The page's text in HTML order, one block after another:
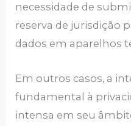
necessidade de
reserva de jurisdição
dados em aparelhos
Em outros casos, a
fundamental à
intensa em seu